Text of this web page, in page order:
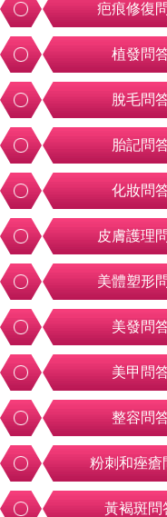
疤痕修復
植發問
脫毛問
胎記問
化妝問
皮膚護理
美體塑形
美發問
美甲問
整容問
粉刺和痤瘡
黃褐斑問